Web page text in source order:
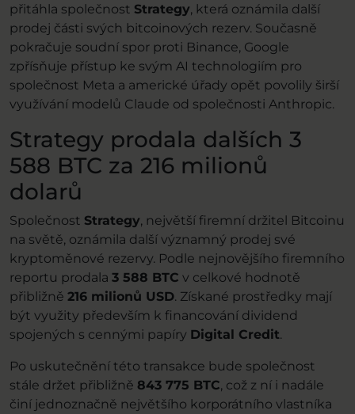
přitáhla společnost Strategy, která oznámila další
prodej části svých bitcoinových rezerv. Současně
pokračuje soudní spor proti Binance, Google
zpřísňuje přístup ke svým AI technologiím pro
společnost Meta a americké úřady opět povolily širší
využívání modelů Claude od společnosti Anthropic.
Strategy prodala dalších 3
588 BTC za 216 milionů
dolarů
Společnost Strategy, největší firemní držitel Bitcoinu
na světě, oznámila další významný prodej své
kryptoměnové rezervy. Podle nejnovějšího firemního
reportu prodala 3 588 BTC v celkové hodnotě
přibližně 216 milionů USD. Získané prostředky mají
být využity především k financování dividend
spojených s cennými papíry Digital Credit.
Po uskutečnění této transakce bude společnost
stále držet přibližně 843 775 BTC, což z ní i nadále
činí jednoznačně největšího korporátního vlastníka